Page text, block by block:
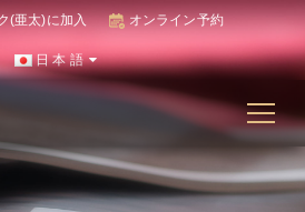
(亜太)に加入 オンライン予約
日 本 語